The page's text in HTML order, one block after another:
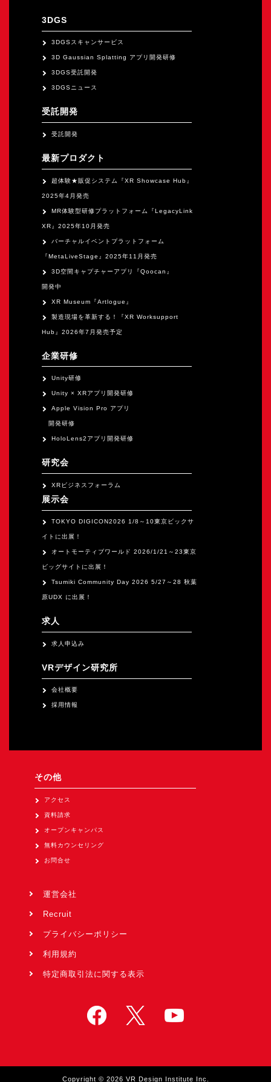
オンライン
3DGS
3DGSスキャンサービス
3D Gaussian Splatting アプリ開発研修
3DGS受託開発
3DGSニュース
受託開発
受託開発
最新プロダクト
超体験★販促システム『XR Showcase Hub』
2025年4月発売
MR体験型研修プラットフォーム『LegacyLink
XR』2025年10月発売
バーチャルイベントプラットフォーム
『MetaLiveStage』2025年11月発売
3D空間キャプチャーアプリ『Qoocan』
開発中
XR Museum『Artlogue』
製造現場を革新する！『XR Worksupport
Hub』2026年7月発売予定
企業研修
Unity研修
Unity × XRアプリ開発研修
Apple Vision Pro アプリ
開発研修
HoloLens2アプリ開発研修
研究会
XRビジネスフォーラム
展示会
TOKYO DIGICON2026 1/8～10東京ビックサ
イトに出展！
オートモーティブワールド 2026/1/21～23東京
ビッグサイトに出展！
Tsumiki Community Day 2026 5/27～28 秋葉
原UDX に出展！
求人
求人申込み
VRデザイン研究所
会社概要
採用情報
その他
アクセス
資料請求
オープンキャンパス
無料カウンセリング
お問合せ
運営会社
Recruit
プライバシーポリシー
利用規約
特定商取引法に関する表示
Copyright © 2026 VR Design Institute Inc.